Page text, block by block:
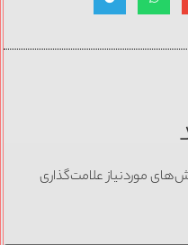
موردنیاز علامت‌گذاری